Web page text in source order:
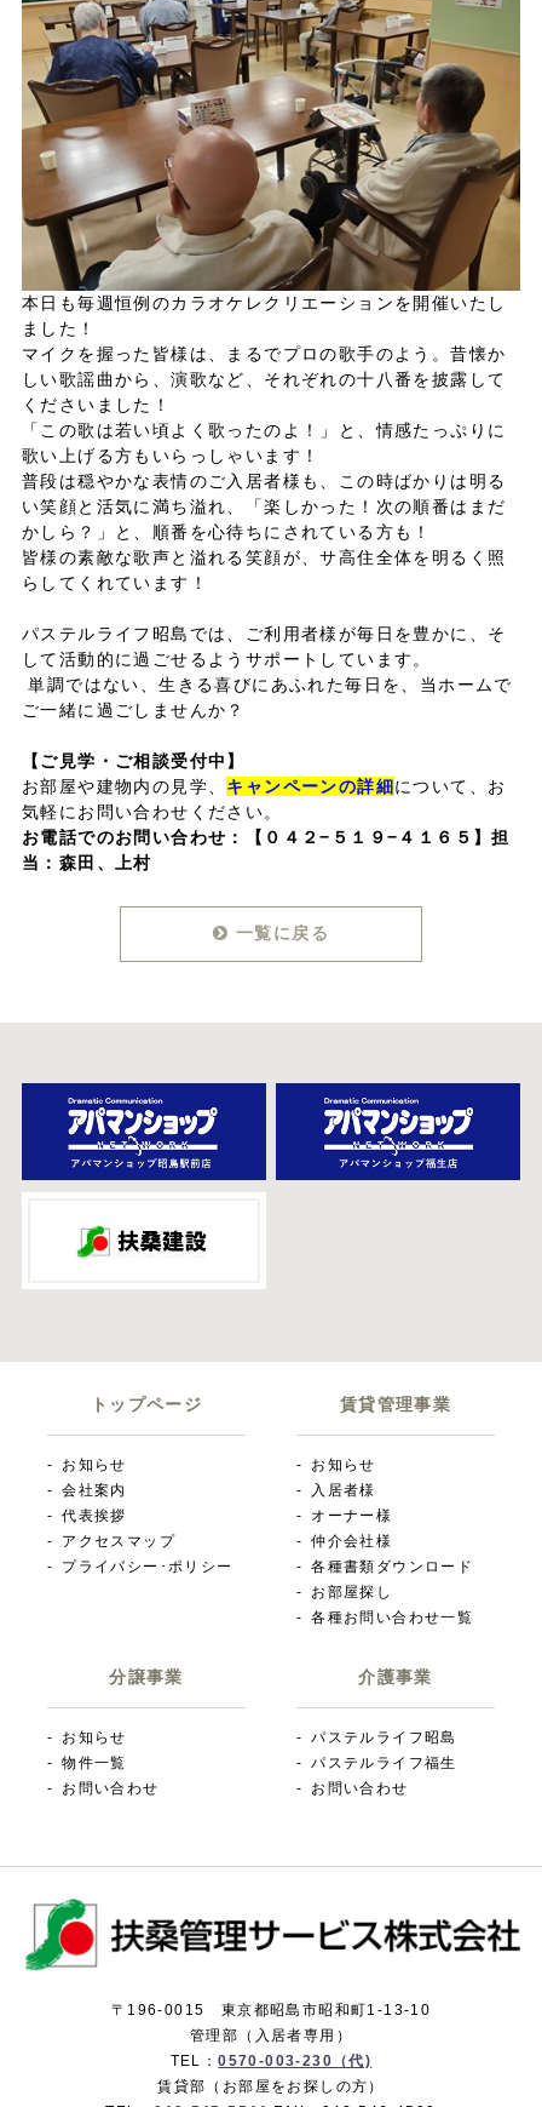
本日も毎週恒例のカラオケレクリエーションを開催いたし
ました！
マイクを握った皆様は、まるでプロの歌手のよう。昔懐か
しい歌謡曲から、演歌など、それぞれの十八番を披露して
くださいました！
「 この歌は若い頃よく歌ったのよ！
」と、情感たっぷりに
歌い上げる方もいらっしゃいます！
普段は穏やかな表情のご入居者様も、この時ばかりは 明る
い笑顔と活気に満ち溢れ、「楽しかった！次の順番はまだ
かしら？
」と、順番を心待ちにされている方も！
皆様の素敵な歌声と 溢れる笑顔が、サ高住全体を明るく照
らしてくれています！
パステルライフ昭島では、ご利用者様が毎日を豊かに、そ
して活動的に過ごせるようサポートしています。
単調ではない、生きる喜びにあふれた毎日 を、当ホームで
ご一緒に過ごしませんか？
【ご見学・ご相談受付中】
お部屋や建物内の見学、 キャンペーンの詳細について、お
気軽にお問い合わせください。
お電話でのお問い合わせ：
【０４２−５１９−４１６５】担
当：森田、上村
一覧に戻る
トップページ
お知らせ
会社案内
代表挨拶
アクセスマップ
プライバシー･ポリシー
賃貸管理事業
お知らせ
入居者様
オーナー様
仲介会社様
各種書類ダウンロード
お部屋探し
各種お問い合わせ一覧
分譲事業
お知らせ
物件一覧
お問い合わせ
介護事業
パステルライフ昭島
パステルライフ福生
お問い合わせ
〒196-0015 東京都昭島市昭和町1-13-10
管理部（入居者専用）
TEL：0570-003-230（代)
賃貸部（お部屋をお探しの方）